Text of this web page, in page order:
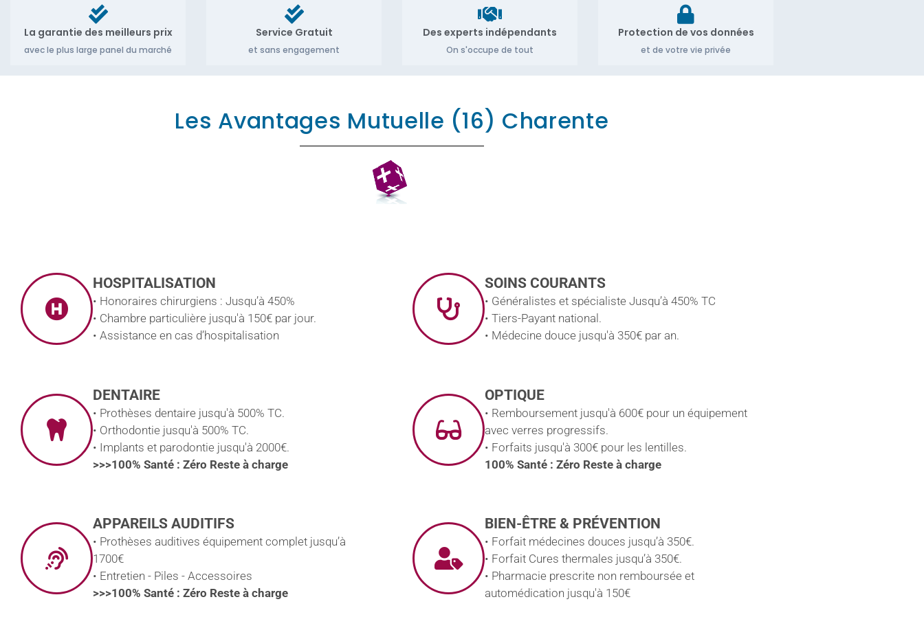
La garantie des meilleurs prix
avec le plus large panel du marché
Service Gratuit
et sans engagement
Des experts indépendants
On s'occupe de tout
Protection de vos données
et de votre vie privée
Les Avantages Mutuelle (16) Charente
HOSPITALISATION
• Honoraires chirurgiens : Jusqu’à 450%
• Chambre particulière jusqu'à 150€ par jour.
• Assistance en cas d’hospitalisation
DENTAIRE
• Prothèses dentaire jusqu'à 500% TC.
• Orthodontie jusqu'à 500% TC.
• Implants et parodontie jusqu'à 2000€.
>>>100% Santé : Zéro Reste à charge
APPAREILS AUDITIFS
• Prothèses auditives équipement complet jusqu’à
1700€
• Entretien - Piles - Accessoires
>>>100% Santé : Zéro Reste à charge
SOINS COURANTS
• Généralistes et spécialiste Jusqu’à 450% TC
• Tiers-Payant national.
• Médecine douce jusqu'à 350€ par an.
OPTIQUE
• Remboursement jusqu'à 600€ pour un équipement
avec verres progressifs.
• Forfaits jusqu'à 300€ pour les lentilles.
100% Santé : Zéro Reste à charge
BIEN-ÊTRE & PRÉVENTION
• Forfait médecines douces jusqu’à 350€.
• Forfait Cures thermales jusqu’à 350€.
• Pharmacie prescrite non remboursée et
automédication jusqu'à 150€